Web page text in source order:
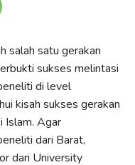
salah satu gerakan
sukses melintasi
di level
kisah sukses gerakan
Islam. Agar
dari Barat,
dari University